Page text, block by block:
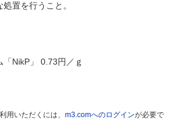
置を行うこと。
NikP」 0.73円／ｇ
用いただくには、 m3.comへのログインが必要で